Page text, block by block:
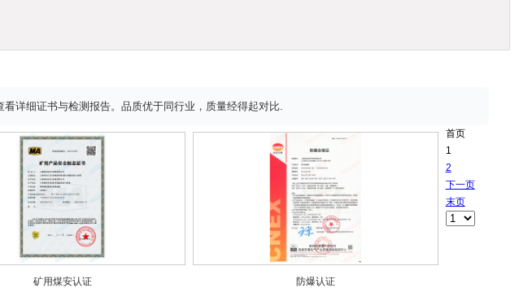
详细证书与检测报告。品质优于同行业，质量经得起对比.
矿用煤安认证 防爆认证
首页
1
2
下一页
末页